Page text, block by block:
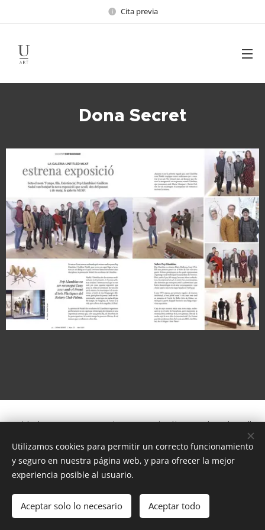
Cita previa
Dona Secret
Untitled Art Contemporani Carrer Maria Plà, 31 Andorra la Vella,
Cookies
Español
English
Utilizamos cookies para permitir un correcto funcionamiento
y seguro en nuestra página web, y para ofrecer la mejor
experiencia posible al usuario.
Aceptar solo lo necesario Aceptar todo